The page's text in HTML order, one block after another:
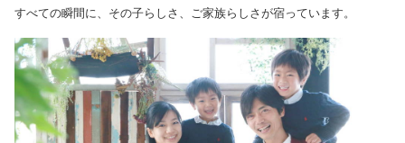
すべての瞬間に、その子らしさ、ご家族らしさが宿っています。